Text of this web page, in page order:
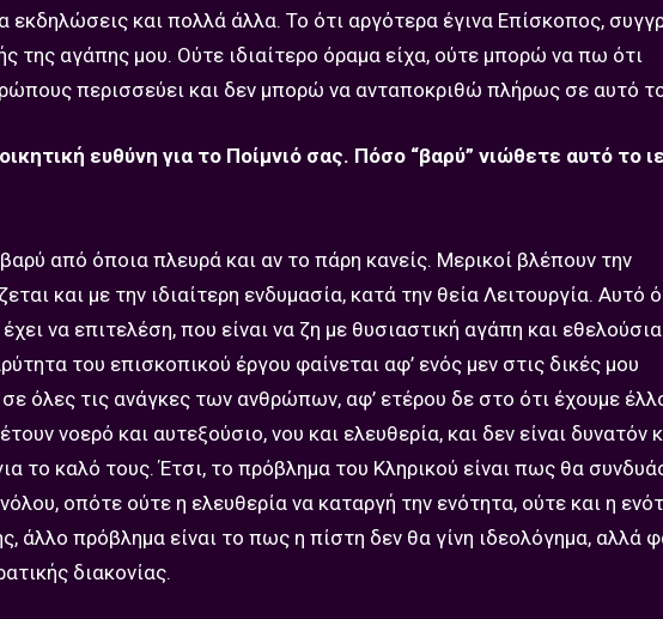
και πολλά άλλα. Το ότι αργότερα έγινα Επίσκοπος,
της αγάπης μου. Ούτε ιδιαίτερο όραμα είχα, ούτε μπορώ να πω ότι
περισσεύει και δεν μπορώ να ανταποκριθώ πλήρως σε αυτό
ευθύνη για το Ποίμνιό σας. Πόσο “βαρύ” νιώθετε αυτό το
από όποια πλευρά και αν το πάρη κανείς. Μερικοί βλέπουν την
και με την ιδιαίτερη ενδυμασία, κατά την θεία Λειτουργία. Αυτό
να επιτελέση, που είναι να ζη με θυσιαστική αγάπη και εθελούσια
του επισκοπικού έργου φαίνεται αφ’ ενός μεν στις δικές μου
όλες τις ανάγκες των ανθρώπων, αφ’ ετέρου δε στο ότι έχουμε
νοερό και αυτεξούσιο, νου και ελευθερία, και δεν είναι δυνατόν
το καλό τους. Έτσι, το πρόβλημα του Κληρικού είναι πως θα
οπότε ούτε η ελευθερία να καταργή την ενότητα, ούτε και η
άλλο πρόβλημα είναι το πως η πίστη δεν θα γίνη ιδεολόγημα, αλλά
διακονίας.